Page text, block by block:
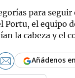
para
Portu, el equipo
la cabeza y el
Añádenos